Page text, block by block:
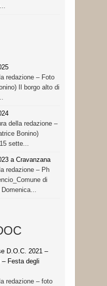
redazione – Foto
Il borgo alto di
della redazione –
Bonino)
sette...
a Cravanzana
redazione – Ph
di
D.O.C. 2021 –
– Festa degli
redazione – foto